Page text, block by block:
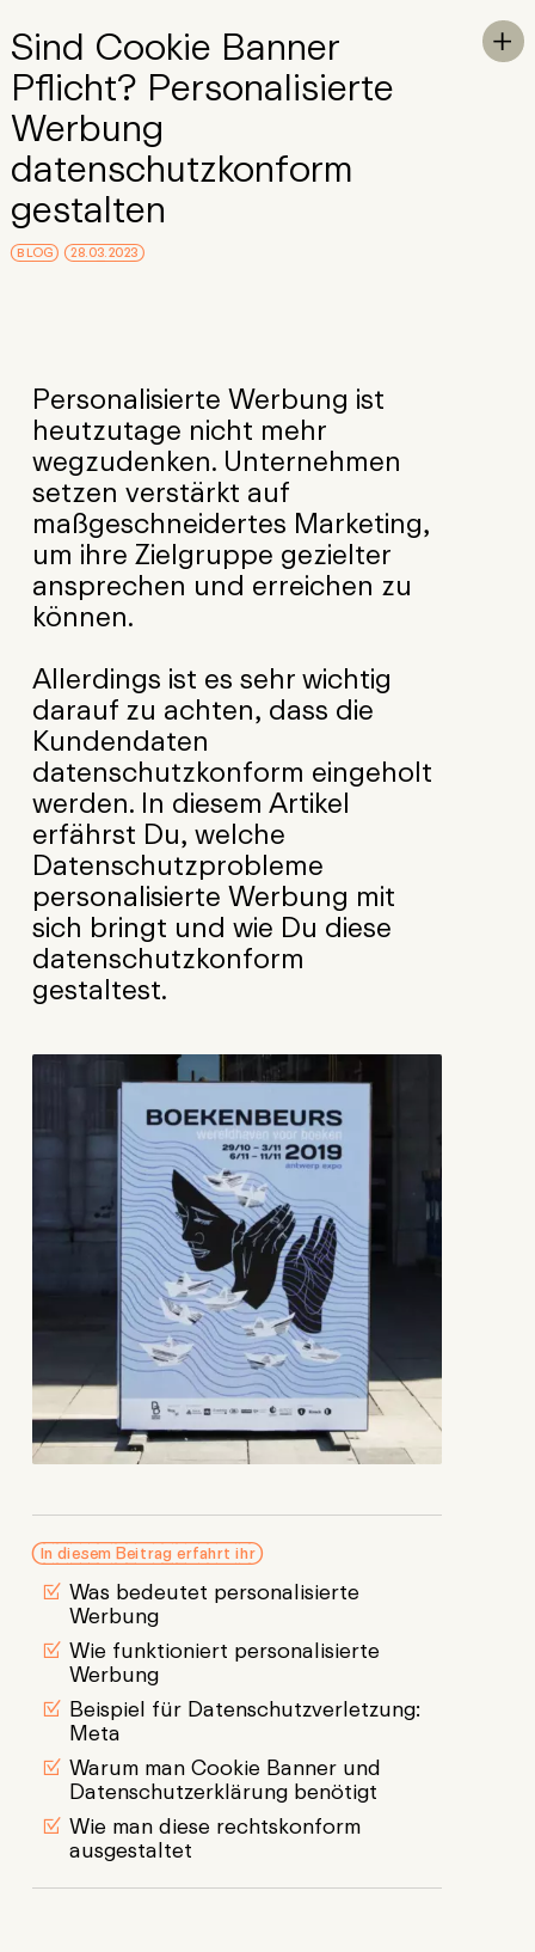

Sind Cookie Banner
Pflicht? Personalisierte
Werbung
datenschutzkonform
gestalten
BLOG 28.03.2023
Personalisierte Werbung ist
heutzutage nicht mehr
wegzudenken. Unternehmen
setzen verstärkt auf
maßgeschneidertes Marketing,
um ihre Zielgruppe gezielter
ansprechen und erreichen zu
können.
Allerdings ist es sehr wichtig
darauf zu achten, dass die
Kundendaten
datenschutzkonform eingeholt
werden. In diesem Artikel
erfährst Du, welche
Datenschutzprobleme
personalisierte Werbung mit
sich bringt und wie Du diese
datenschutzkonform
gestaltest.
In diesem Beitrag erfahrt ihr
Was bedeutet personalisierte
Werbung
Wie funktioniert personalisierte
Werbung
Beispiel für Datenschutzverletzung:
Meta
Warum man Cookie Banner und
Datenschutzerklärung benötigt
Wie man diese rechtskonform
ausgestaltet